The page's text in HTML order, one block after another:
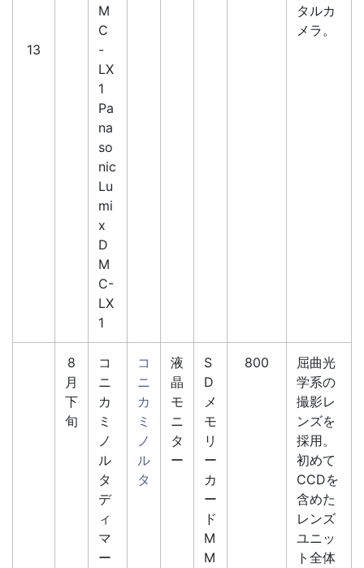
13
M
C
-
LX
1
Pa
na
so
nic
Lu
mi
x
D
M
C-
LX
1
タルカ
メラ。
8
月
下
旬
コ
ニ
カ
ミ
ノ
ル
タ
デ
ィ
マ
ー
コ
ニ
カ
ミ
ノ
ル
タ
液
晶
モ
ニ
タ
ー
S
D
メ
モ
リ
ー
カ
ー
ド
M
M
800
屈曲光
学系の
撮影レ
ンズを
採用。
初めて
CCDを
含めた
レンズ
ユニッ
ト全体